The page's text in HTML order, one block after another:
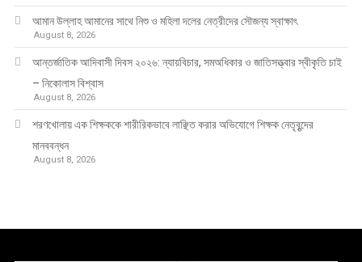
আমান উল্লাহ আমানের সাথে নিশু ও মহিলা দলের নেত্রীদের সৌজন্য স্বাক্ষাৎ
August 8, 2026
আন্তর্জাতিক আদিবাসী দিবস ২০২৬: ন্যায়বিচার, সমঅধিকার ও জাতিসত্ত্বার স্বীকৃতি চাই
– নিকোলাস বিশ্বাস
August 8, 2026
শরণখোলায় এক শিক্ষককে শারীরিকভাবে লাঞ্ছিত করার অভিযোগে শিক্ষক নেতৃবৃন্দের
মানববন্ধন
August 8, 2026